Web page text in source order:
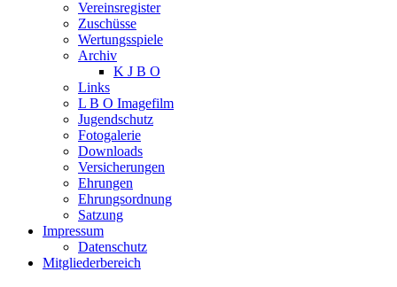
Vereinsregister
Zuschüsse
Wertungsspiele
Archiv
K J B O
Links
L B O Imagefilm
Jugendschutz
Fotogalerie
Downloads
Versicherungen
Ehrungen
Ehrungsordnung
Satzung
Impressum
Datenschutz
Mitgliederbereich